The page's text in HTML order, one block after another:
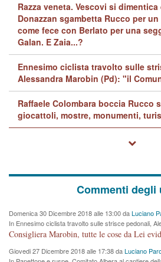
Razza veneta. Vescovi si
Donazzan sgambetta Rucco per
come fece con Berlato per una
Galan. E Zaia...?
Ennesimo ciclista travolto sulle
Alessandra Marobin (Pd): "il
Raffaele Colombara boccia Rucco
giocattoli, mostre, monumenti,
Commenti degli
Domenica 30 Dicembre 2018 alle 13:00 daLuciano
In Ennesimo ciclista travolto sulle strisce pedonali,
Comune si svegli"
Giovedi 27 Dicembre 2018 alle 17:38 daLuciano